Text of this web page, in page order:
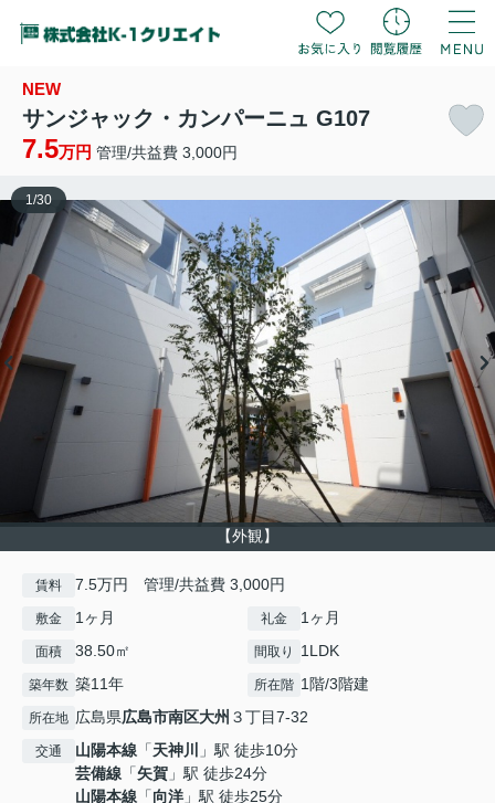
NEW
サンジャック・カンパーニュ G107
7.5万円 管理/共益費 3,000円
【外観】
1 /30
賃料 7.5万円 管理/共益費 3,000円
敷金 1ヶ月 礼金 1ヶ月
面積 38.50㎡ 間取り 1LDK
築年数 築11年 所在階 1階/3階建
所在地 広島県広島市南区大州 ３丁目7-32
交通 山陽本線 「天神川
」駅 徒歩10分
芸備線 「矢賀 」駅 徒歩24分
山陽本線 「向洋 」駅 徒歩25分